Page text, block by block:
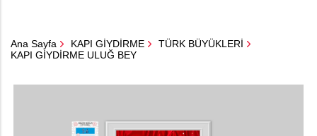
Ana Sayfa KAPI GİYDİRME
TÜRK BÜYÜKLERİ
KAPI GİYDİRME ULUĞ BEY